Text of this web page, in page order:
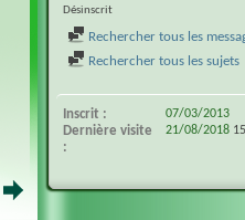
Désinscrit
Rechercher tous les
Rechercher tous les sujets
Inscrit 07/03/2013
Dernière visite 21/08/2018